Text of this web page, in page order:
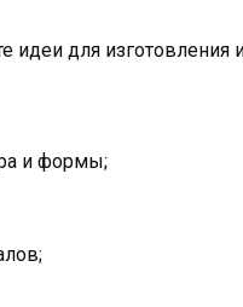
для изготовления
и формы;